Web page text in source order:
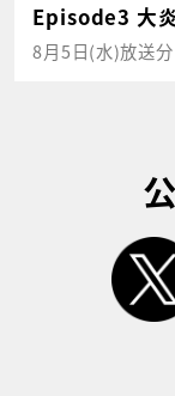
Episode3 大
8月5日(水)放送分